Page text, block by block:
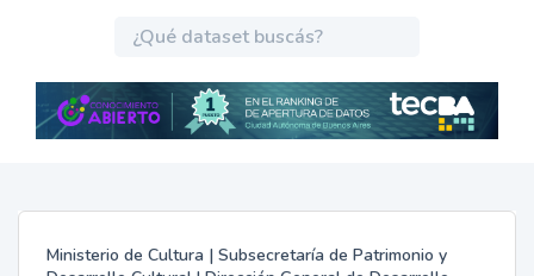
Ministerio de Cultura | Subsecretaría de Patrimonio y